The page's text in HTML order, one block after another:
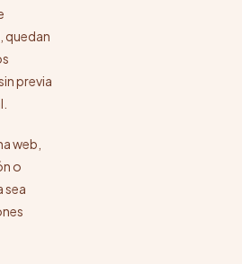
quedan
previa
web,
o
sea